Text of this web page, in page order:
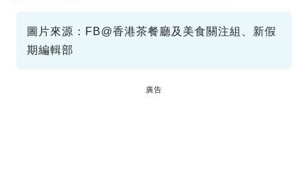
圖片來源：FB@香港茶餐廳及美食關注組、新假
期編輯部
廣告